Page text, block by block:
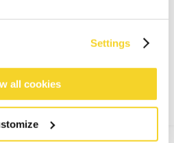
Settings
all cookies